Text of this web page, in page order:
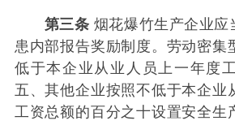
第三条 烟花爆竹生产企业应
患内部报告奖励制度。劳动密集
低于本企业从业人员上一年度
五、其他企业按照不低于本企业
工资总额的百分之十设置安全生